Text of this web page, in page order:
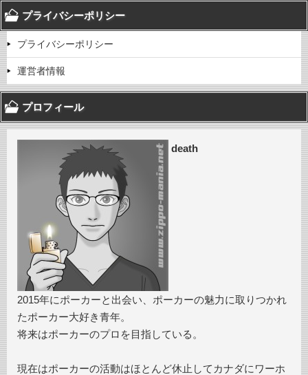
プライバシーポリシー
プライバシーポリシー
運営者情報
プロフィール
death
2015年にポーカーと出会い、ポーカーの魅力に取りつかれ
たポーカー大好き青年。
将来はポーカーのプロを目指している。
現在はポーカーの活動はほとんど休止してカナダにワーホ